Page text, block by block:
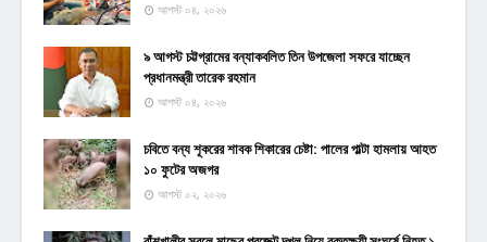
আগস্ট ০৪, ২০২৬
৯ আগস্ট চট্টগ্রামের বন্যাকবলিত তিন উপজেলা সফরে যাচ্ছেন
প্রধানমন্ত্রী তারেক রহমান
আগস্ট ০৪, ২০২৬
চবিতে বন্য শূকরের শাবক শিকারের চেষ্টা: পালের পাল্টা হামলায় আহত
১০ ফুটের অজগর
আগস্ট ০২, ২০২৬